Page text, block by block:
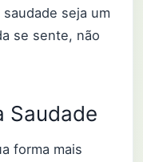
seja um
se sente, não
Saudade
forma mais